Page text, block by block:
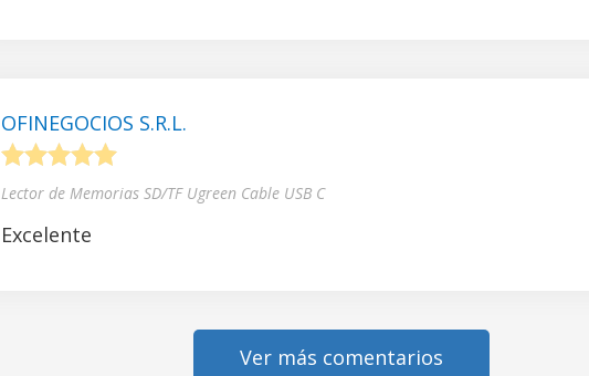
OFINEGOCIOS S.R.L.
Lector de Memorias SD/TF Ugreen Cable USB C
Excelente
Ver más comentarios